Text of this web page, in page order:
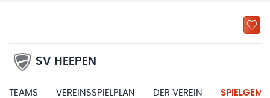
SV HEEPEN
TEAMS VEREINSSPIELPLAN DER VEREIN